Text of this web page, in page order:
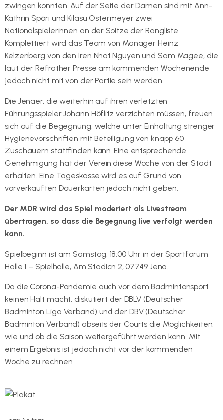
zwingen konnten. Auf der Seite der Damen sind mit Ann-
Kathrin Spöri und Kilasu Ostermeyer zwei
Nationalspielerinnen an der Spitze der Rangliste.
Komplettiert wird das Team von Manager Heinz
Kelzenberg von den Iren Nhat Nguyen und Sam Magee, die
laut der Refrather Presse am kommenden Wochenende
jedoch nicht mit von der Partie sein werden.
Die Jenaer, die weiterhin auf ihren verletzten
Führungsspieler Johann Höflitz verzichten müssen, freuen
sich auf die Begegnung, welche unter Einhaltung strenger
Hygienevorschriften mit Beteiligung von knapp 60
Zuschauern stattfinden kann. Eine entsprechende
Genehmigung hat der Verein diese Woche von der Stadt
erhalten. Eine Tageskasse wird es auf Grund von
vorverkauften Dauerkarten jedoch nicht geben.
Der MDR wird das Spiel moderiert als Livestream
übertragen, so dass die Begegnung live verfolgt werden
kann.
Spielbeginn ist am Samstag, 18:00 Uhr in der Sportforum
Halle 1 – Spielhalle, Am Stadion 2, 07749 Jena.
Da die Corona-Pandemie auch vor dem Badmintonsport
keinen Halt macht, diskutiert der DBLV (Deutscher
Badminton Liga Verband) und der DBV (Deutscher
Badminton Verband) abseits der Courts die Möglichkeiten,
wie und ob die Saison weitergeführt werden kann. Mit
einem Ergebnis ist jedoch nicht vor der kommenden
Woche zu rechnen.